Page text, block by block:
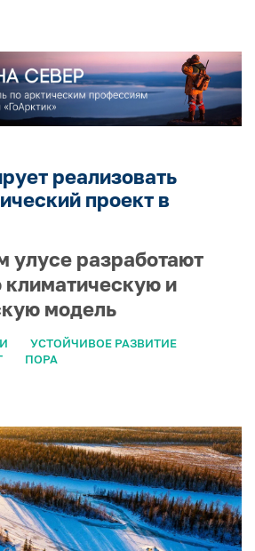
реализовать
проект в
улусе разработают
и
модель
УСТОЙЧИВОЕ РАЗВИТИЕ
ПОРА